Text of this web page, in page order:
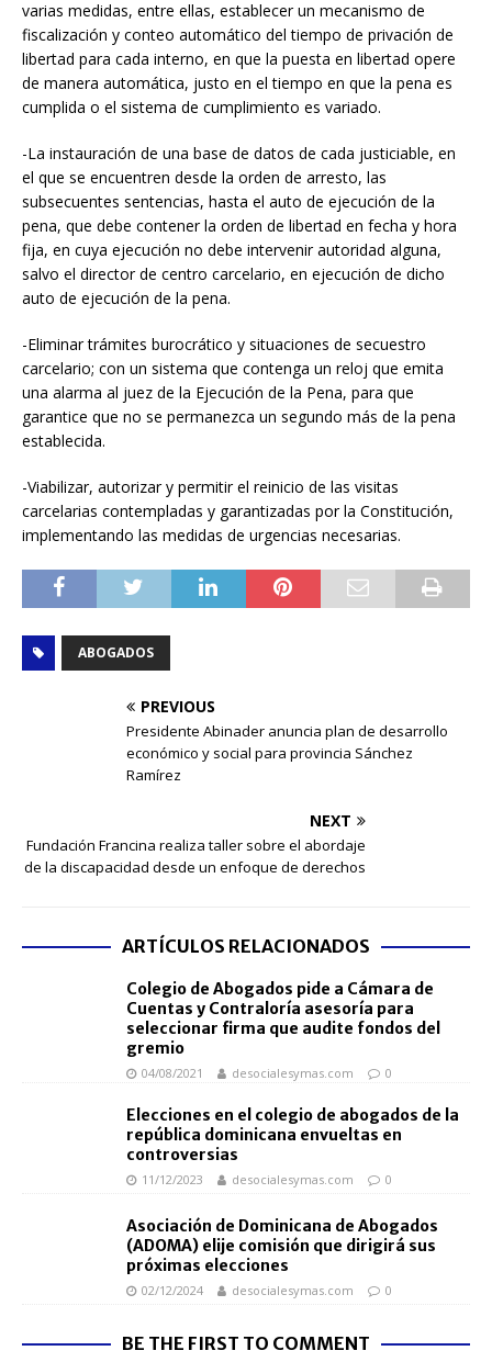
varias medidas, entre ellas, establecer un mecanismo de
fiscalización y conteo automático del tiempo de privación de
libertad para cada interno, en que la puesta en libertad opere
de manera automática, justo en el tiempo en que la pena es
cumplida o el sistema de cumplimiento es variado.
-La instauración de una base de datos de cada justiciable, en
el que se encuentren desde la orden de arresto, las
subsecuentes sentencias, hasta el auto de ejecución de la
pena, que debe contener la orden de libertad en fecha y hora
fija, en cuya ejecución no debe intervenir autoridad alguna,
salvo el director de centro carcelario, en ejecución de dicho
auto de ejecución de la pena.
-Eliminar trámites burocrático y situaciones de secuestro
carcelario; con un sistema que contenga un reloj que emita
una alarma al juez de la Ejecución de la Pena, para que
garantice que no se permanezca un segundo más de la pena
establecida.
-Viabilizar, autorizar y permitir el reinicio de las visitas
carcelarias contempladas y garantizadas por la Constitución,
implementando las medidas de urgencias necesarias.
ABOGADOS
PREVIOUS
Presidente Abinader anuncia plan de desarrollo
económico y social para provincia Sánchez
Ramírez
NEXT
Fundación Francina realiza taller sobre el abordaje
de la discapacidad desde un enfoque de derechos
ARTÍCULOS RELACIONADOS
Colegio de Abogados pide a Cámara de
Cuentas y Contraloría asesoría para
seleccionar firma que audite fondos del
gremio
04/08/2021 desocialesymas.com 0
Elecciones en el colegio de abogados de la
república dominicana envueltas en
controversias
11/12/2023 desocialesymas.com 0
Asociación de Dominicana de Abogados
(ADOMA) elije comisión que dirigirá sus
próximas elecciones
02/12/2024 desocialesymas.com 0
BE THE FIRST TO COMMENT